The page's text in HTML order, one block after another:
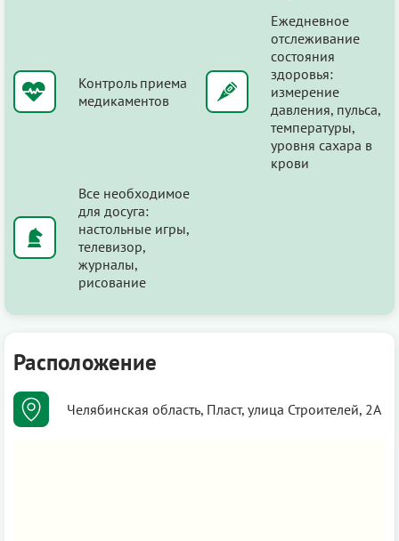
Контроль приема
медикаментов
Ежедневное
отслеживание
состояния
здоровья:
измерение
давления, пульса,
температуры,
уровня сахара в
крови
Все необходимое
для досуга:
настольные игры,
телевизор,
журналы,
рисование
Расположение
Челябинская область, Пласт, улица Строителей, 2А